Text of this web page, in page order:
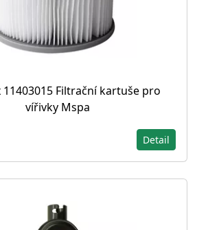
Filtrační kartuše pro
vířivky Mspa
Detail